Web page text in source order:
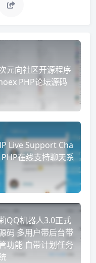
元向社区开源程序
PHP论坛源码
Live Support Cha
在线支持聊天系
QQ机器人3.0正式
码 多用户带后台带
功能 自带计划任务